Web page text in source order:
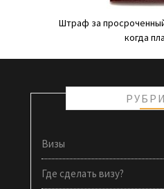
Штраф за
когда
Визы
Где сделать визу?